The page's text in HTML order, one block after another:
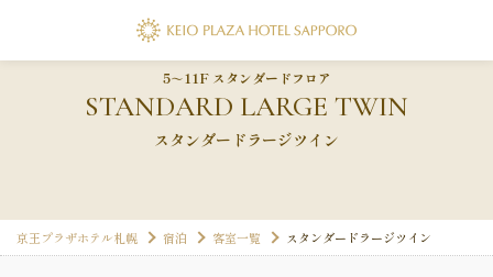
5～11F スタンダードフロア
STANDARD LARGE TWIN
スタンダードラージツイン
京王プラザホテル札幌 宿泊 客室一覧 スタンダードラージツイン
011-271-0111